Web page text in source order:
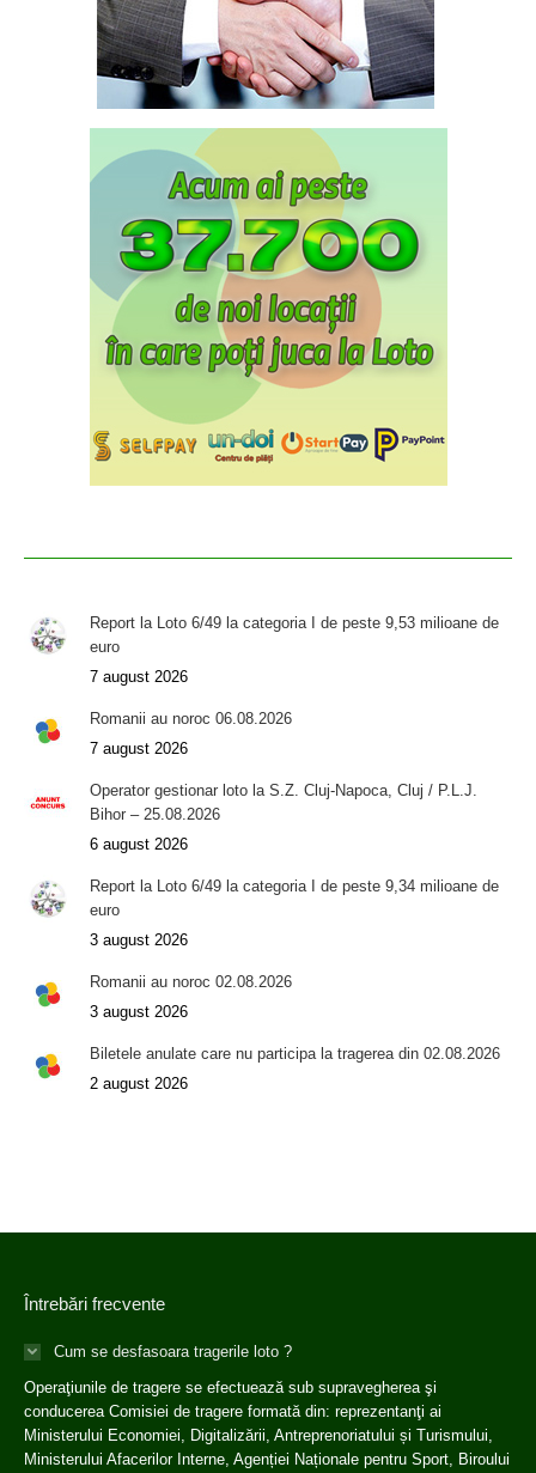
Report la Loto 6/49 la categoria I de peste 9,53 milioane de
euro
7 august 2026
Romanii au noroc 06.08.2026
7 august 2026
Operator gestionar loto la S.Z. Cluj-Napoca, Cluj / P.L.J.
Bihor – 25.08.2026
6 august 2026
Report la Loto 6/49 la categoria I de peste 9,34 milioane de
euro
3 august 2026
Romanii au noroc 02.08.2026
3 august 2026
Biletele anulate care nu participa la tragerea din 02.08.2026
2 august 2026
Întrebări frecvente
Cum se desfasoara tragerile loto ?
Operaţiunile de tragere se efectuează sub supravegherea şi
conducerea Comisiei de tragere formată din: reprezentanţi ai
Ministerului Economiei, Digitalizării, Antreprenoriatului și Turismului,
Ministerului Afacerilor Interne, Agenției Naționale pentru Sport, Biroului